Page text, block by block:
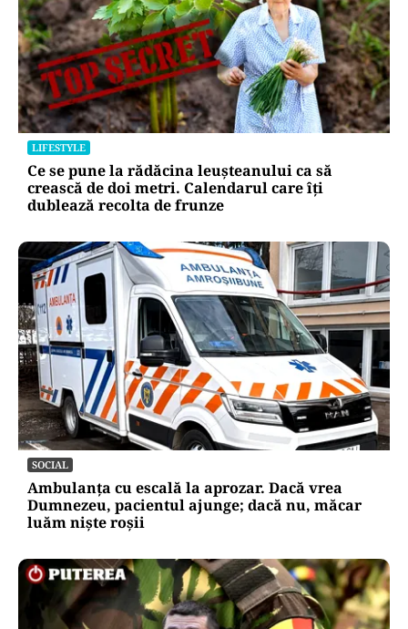
LIFESTYLE
Ce se pune la rădăcina leușteanului ca să
crească de doi metri. Calendarul care îți
dublează recolta de frunze
SOCIAL
Ambulanța cu escală la aprozar. Dacă vrea
Dumnezeu, pacientul ajunge; dacă nu, măcar
luăm niște roșii